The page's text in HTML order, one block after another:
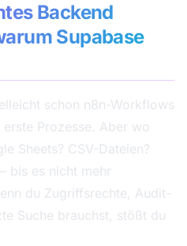
Backend
Supabase
schon n8n-Workflows
Prozesse. Aber wo
Sheets? CSV-Dateien?
bis es nicht mehr
du Zugriffsrechte, Audit-
Suche brauchst, stößt du